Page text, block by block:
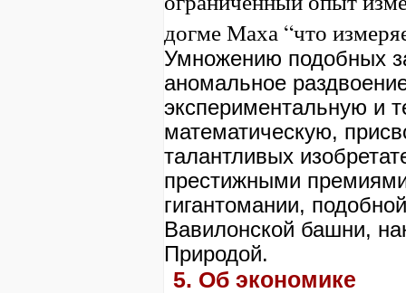
догме Маха “что
Умножению подобных
аномальное
экспериментальную и
математическую,
талантливых
престижными
гигантомании,
Вавилонской башни,
Природой.
5. Об экономике